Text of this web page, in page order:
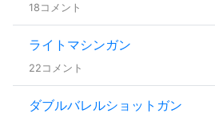
18コメント
ライトマシンガン
22コメント
ダブルバレルショットガン